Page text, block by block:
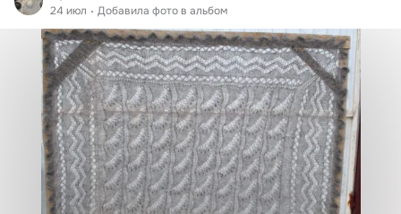
24 июл Добавила фото в альбом